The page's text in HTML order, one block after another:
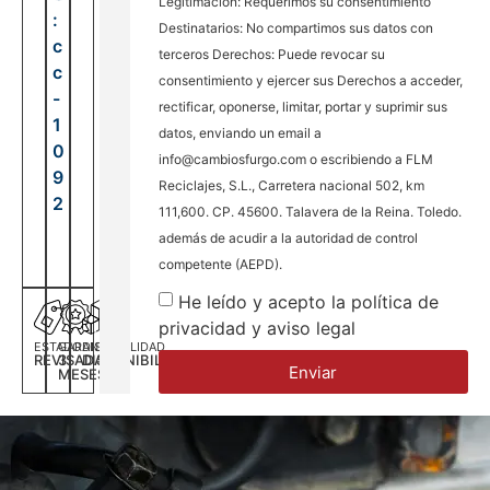
ESTADO
REVISADA
GARANTÍA
3
MESES
DISPONILIDAD
DISPONIBILIDAD
:
c
c
-
1
0
9
2
Destinatarios: No compartimos sus datos con
terceros Derechos: Puede revocar su
consentimiento y ejercer sus Derechos a acceder,
rectificar, oponerse, limitar, portar y suprimir sus
datos, enviando un email a
info@cambiosfurgo.com o escribiendo a FLM
Reciclajes, S.L., Carretera nacional 502, km
111,600. CP. 45600. Talavera de la Reina. Toledo.
además de acudir a la autoridad de control
competente (AEPD).
He leído y acepto la política de
privacidad y aviso legal
Enviar